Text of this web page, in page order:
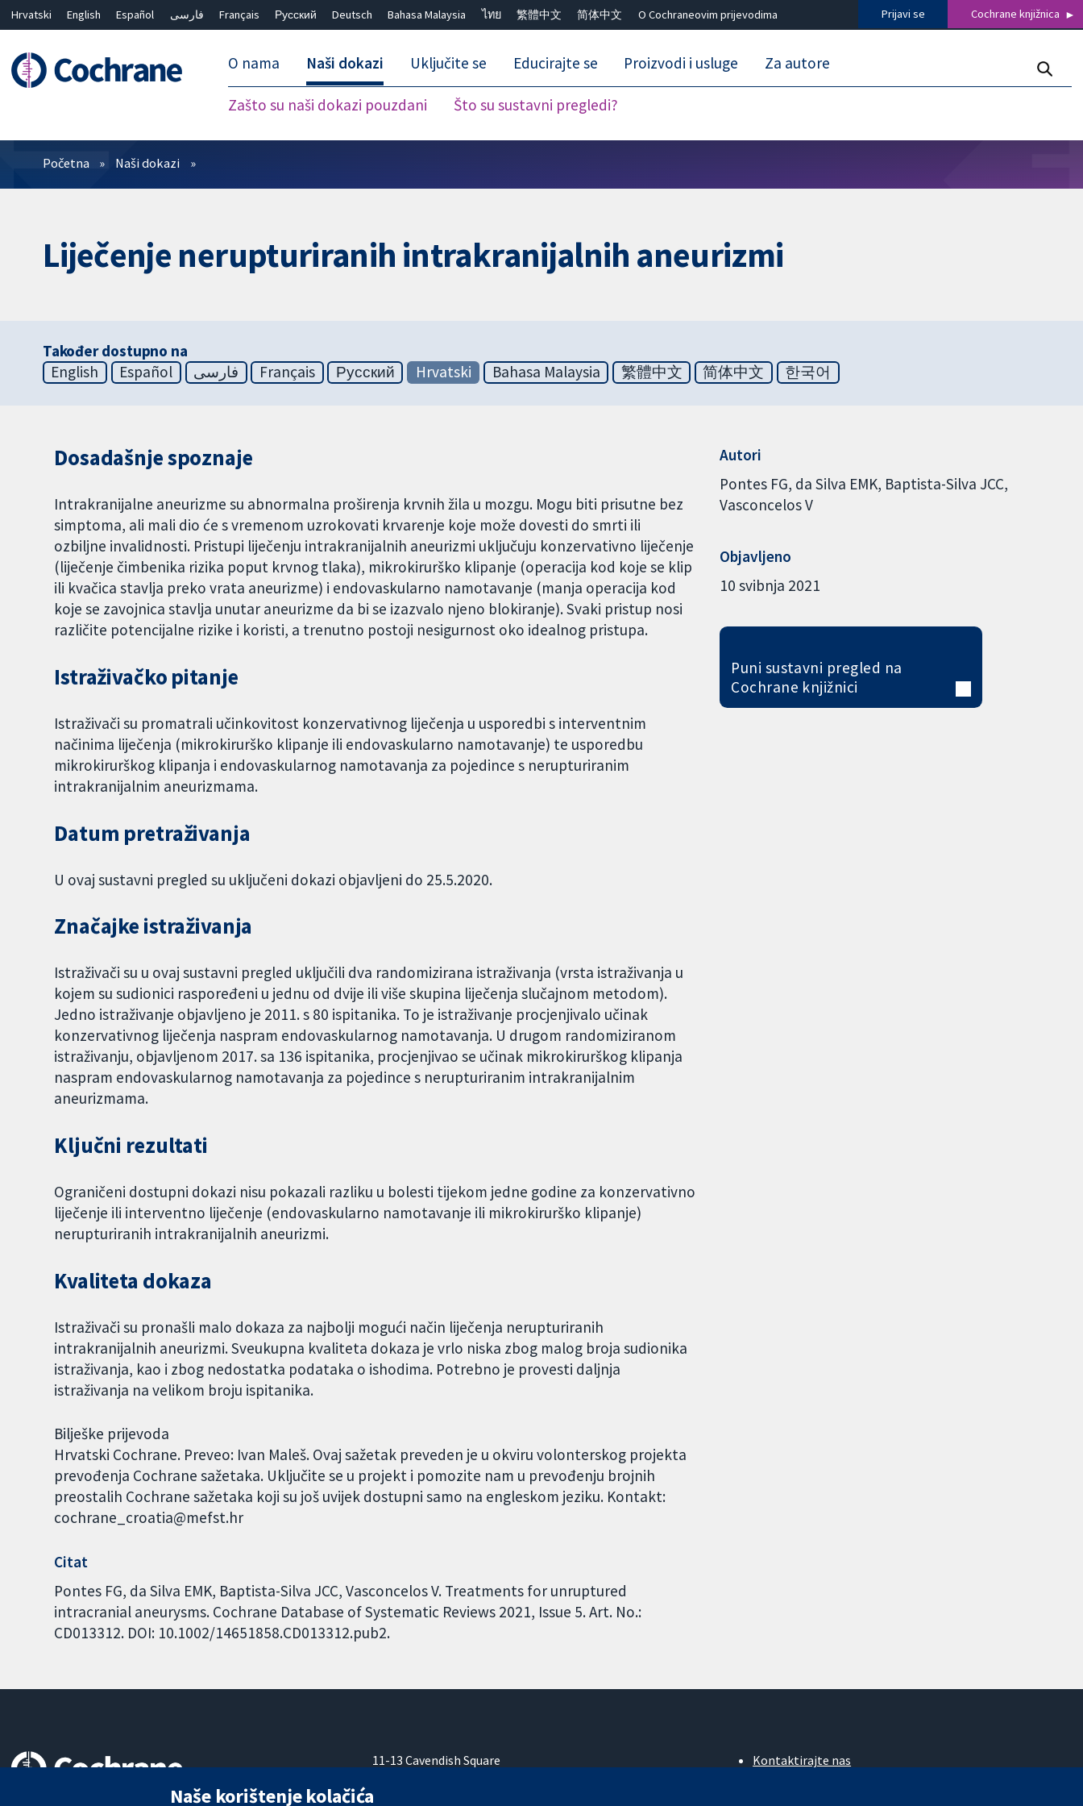
Hrvatski English Español فارسی Français Русский Deutsch Bahasa Malaysia ไทย 繁體中文 简体中文 O Cochraneovim prijevodima Prijavi se Cochrane knjižnica
O nama Naši dokazi
Zašto su naši dokazi pouzdani Što su sustavni pregledi?
Uključite se Educirajte se Proizvodi i usluge Za autore
Prečistači
Početna Naši dokazi
Liječenje nerupturiranih intrakranijalnih aneurizmi
Također dostupno na
English
Español فارسی Français Русский Hrvatski Bahasa Malaysia 繁體中文 简体中文 한국어
Dosadašnje spoznaje
Intrakranijalne aneurizme su abnormalna proširenja krvnih žila u mozgu. Mogu biti prisutne bez
simptoma, ali mali dio će s vremenom uzrokovati krvarenje koje može dovesti do smrti ili
ozbiljne invalidnosti. Pristupi liječenju intrakranijalnih aneurizmi uključuju konzervativno liječenje
(liječenje čimbenika rizika poput krvnog tlaka), mikrokirurško klipanje (operacija kod koje se klip
ili kvačica stavlja preko vrata aneurizme) i endovaskularno namotavanje (manja operacija kod
koje se zavojnica stavlja unutar aneurizme da bi se izazvalo njeno blokiranje). Svaki pristup nosi
različite potencijalne rizike i koristi, a trenutno postoji nesigurnost oko idealnog pristupa.
Istraživačko pitanje
Istraživači su promatrali učinkovitost konzervativnog liječenja u usporedbi s interventnim
načinima liječenja (mikrokirurško klipanje ili endovaskularno namotavanje) te usporedbu
mikrokirurškog klipanja i endovaskularnog namotavanja za pojedince s nerupturiranim
intrakranijalnim aneurizmama.
Datum pretraživanja
U ovaj sustavni pregled su uključeni dokazi objavljeni do 25.5.2020.
Značajke istraživanja
Istraživači su u ovaj sustavni pregled uključili dva randomizirana istraživanja (vrsta istraživanja u
kojem su sudionici raspoređeni u jednu od dvije ili više skupina liječenja slučajnom metodom).
Jedno istraživanje objavljeno je 2011. s 80 ispitanika. To je istraživanje procjenjivalo učinak
konzervativnog liječenja naspram endovaskularnog namotavanja. U drugom randomiziranom
istraživanju, objavljenom 2017. sa 136 ispitanika, procjenjivao se učinak mikrokirurškog klipanja
naspram endovaskularnog namotavanja za pojedince s nerupturiranim intrakranijalnim
aneurizmama.
Ključni rezultati
Ograničeni dostupni dokazi nisu pokazali razliku u bolesti tijekom jedne godine za konzervativno
liječenje ili interventno liječenje (endovaskularno namotavanje ili mikrokirurško klipanje)
nerupturiranih intrakranijalnih aneurizmi.
Kvaliteta dokaza
Istraživači su pronašli malo dokaza za najbolji mogući način liječenja nerupturiranih
intrakranijalnih aneurizmi. Sveukupna kvaliteta dokaza je vrlo niska zbog malog broja sudionika
istraživanja, kao i zbog nedostatka podataka o ishodima. Potrebno je provesti daljnja
istraživanja na velikom broju ispitanika.
Bilješke prijevoda
Hrvatski Cochrane. Preveo: Ivan Maleš. Ovaj sažetak preveden je u okviru volonterskog projekta
prevođenja Cochrane sažetaka. Uključite se u projekt i pomozite nam u prevođenju brojnih
preostalih Cochrane sažetaka koji su još uvijek dostupni samo na engleskom jeziku. Kontakt:
cochrane_croatia@mefst.hr
Citat
Pontes FG, da Silva EMK, Baptista-Silva JCC, Vasconcelos V. Treatments for unruptured
intracranial aneurysms. Cochrane Database of Systematic Reviews 2021, Issue 5. Art. No.:
CD013312. DOI: 10.1002/14651858.CD013312.pub2.
Autori
Pontes FG da Silva EMK Baptista-Silva JCC
Vasconcelos V
Objavljeno
10 svibnja 2021
Puni sustavni pregled na
Cochrane knjižnici
11-13 Cavendish Square
W1G 0AN
Kontaktirajte nas
Naše korištenje kolačića